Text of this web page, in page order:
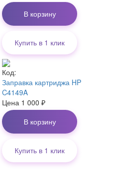
В корзину
Купить в 1 клик
Код:
Заправка картриджа HP
C4149A
Цена 1 000 ₽
В корзину
Купить в 1 клик